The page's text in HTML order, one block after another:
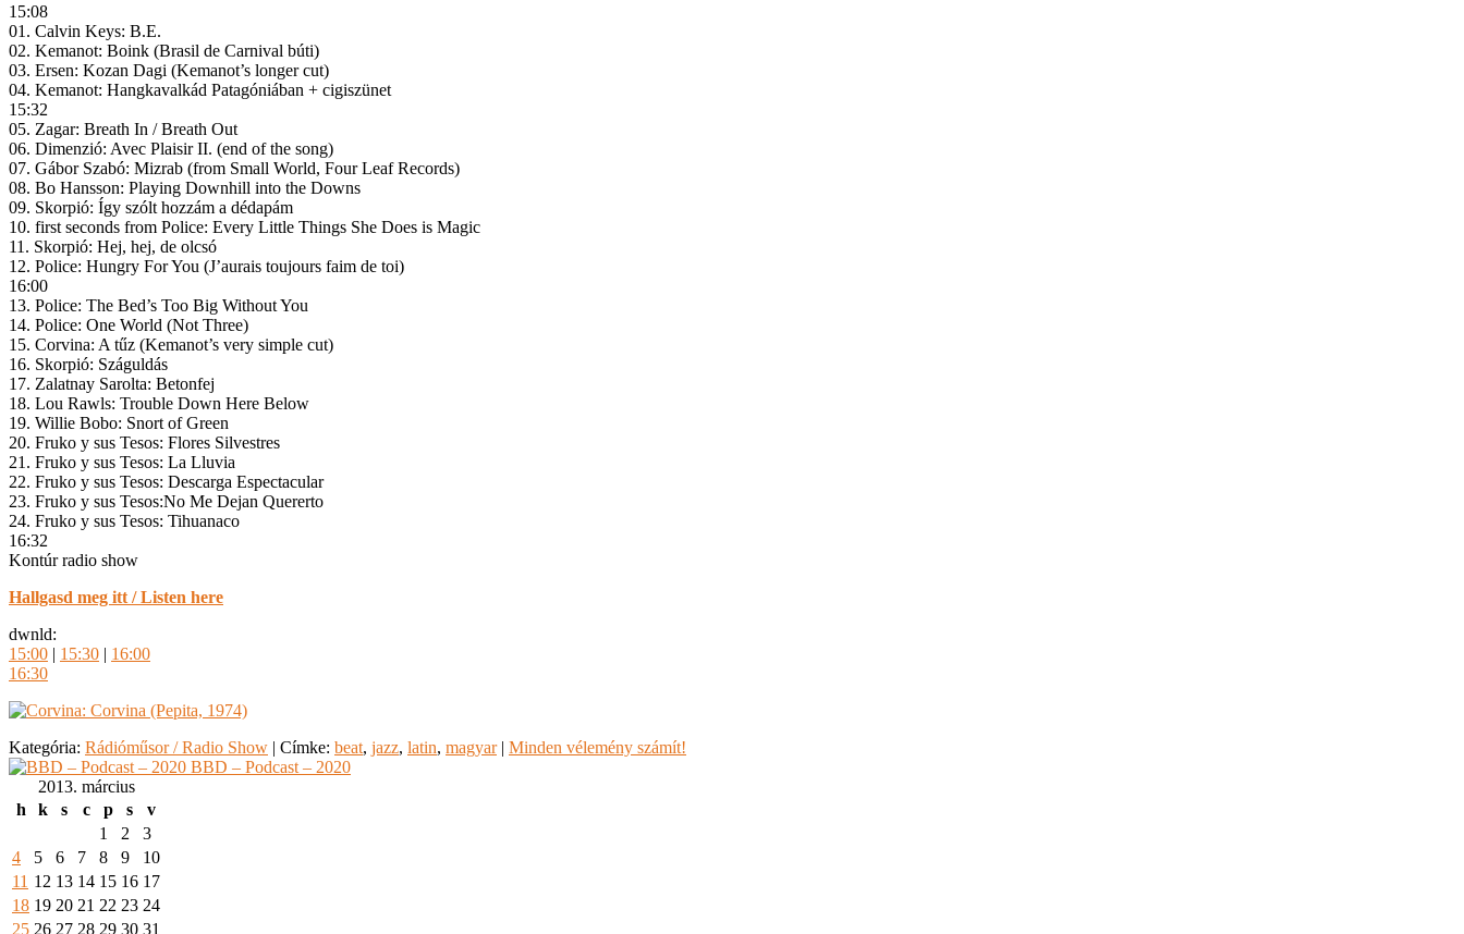
15:08
01. Calvin Keys: B.E.
02. Kemanot: Boink (Brasil de Carnival búti)
03. Ersen: Kozan Dagi (Kemanot’s longer cut)
04. Kemanot: Hangkavalkád Patagóniában + cigiszünet
15:32
05. Zagar: Breath In / Breath Out
06. Dimenzió: Avec Plaisir II. (end of the song)
07. Gábor Szabó: Mizrab (from Small World, Four Leaf Records)
08. Bo Hansson: Playing Downhill into the Downs
09. Skorpió: Így szólt hozzám a dédapám
10. first seconds from Police: Every Little Things She Does is Magic
11. Skorpió: Hej, hej, de olcsó
12. Police: Hungry For You (J’aurais toujours faim de toi)
16:00
13. Police: The Bed’s Too Big Without You
14. Police: One World (Not Three)
15. Corvina: A tűz (Kemanot’s very simple cut)
16. Skorpió: Száguldás
17. Zalatnay Sarolta: Betonfej
18. Lou Rawls: Trouble Down Here Below
19. Willie Bobo: Snort of Green
20. Fruko y sus Tesos: Flores Silvestres
21. Fruko y sus Tesos: La Lluvia
22. Fruko y sus Tesos: Descarga Espectacular
23. Fruko y sus Tesos:No Me Dejan Quererto
24. Fruko y sus Tesos: Tihuanaco
16:32
Kontúr radio show
Hallgasd meg itt / Listen here
dwnld:
15:00 | 15:30 | 16:00
16:30
Kategória: Rádióműsor / Radio Show | Címke: beat, jazz, latin, magyar | Minden vélemény számít!
BBD – Podcast – 2020
2013. március
h
k s c p s
v
1
2
3
4
5 6 7 8 9
10
11 12 13 14 15 16 17
18 19 20 21 22 23 24
25 26 27 28 29 30 31